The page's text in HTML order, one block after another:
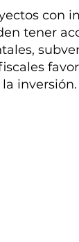
con
tener
inversión.